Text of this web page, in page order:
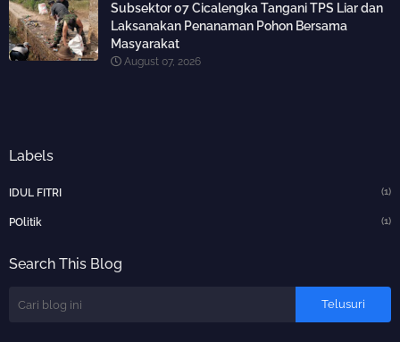
Subsektor 07 Cicalengka Tangani TPS Liar dan
Laksanakan Penanaman Pohon Bersama
Masyarakat
August 07, 2026
Labels
IDUL FITRI (1)
POlitik (1)
Search This Blog